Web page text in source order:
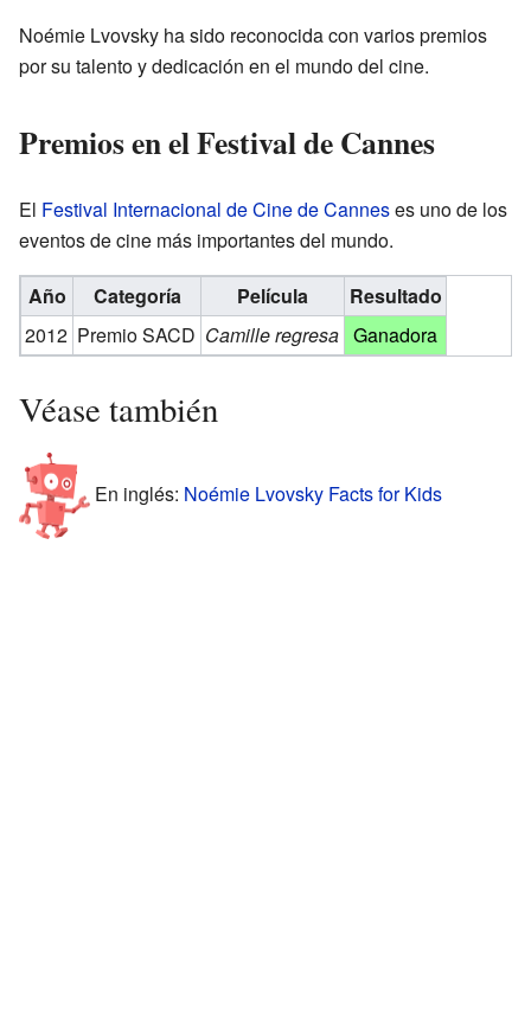
Noémie Lvovsky ha sido reconocida con varios premios
por su talento y dedicación en el mundo del cine.
Premios en el Festival de Cannes
El Festival Internacional de Cine de Canneses uno de los
eventos de cine más importantes del mundo.
Año Categoría Película
Resultado
2012 Premio SACD Camille regresa Ganadora
Véase también
En inglés: Noémie Lvovsky Facts for Kids